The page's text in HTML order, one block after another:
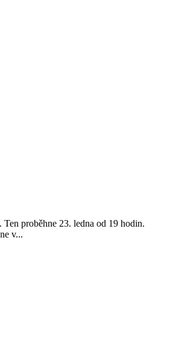
proběhne 23. ledna od 19 hodin.
v...